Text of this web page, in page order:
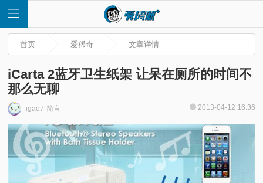
首
页
首页 爱稀奇 文章详情
iCarta 2蓝牙卫生纸架 让呆在厕所的时间不
那么无聊
igao7-简言 2013-04-12 16:36